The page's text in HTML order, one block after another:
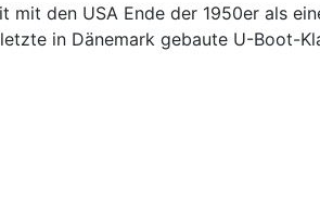
mit den USA Ende der 1950er als
in Dänemark gebaute U-Boot-